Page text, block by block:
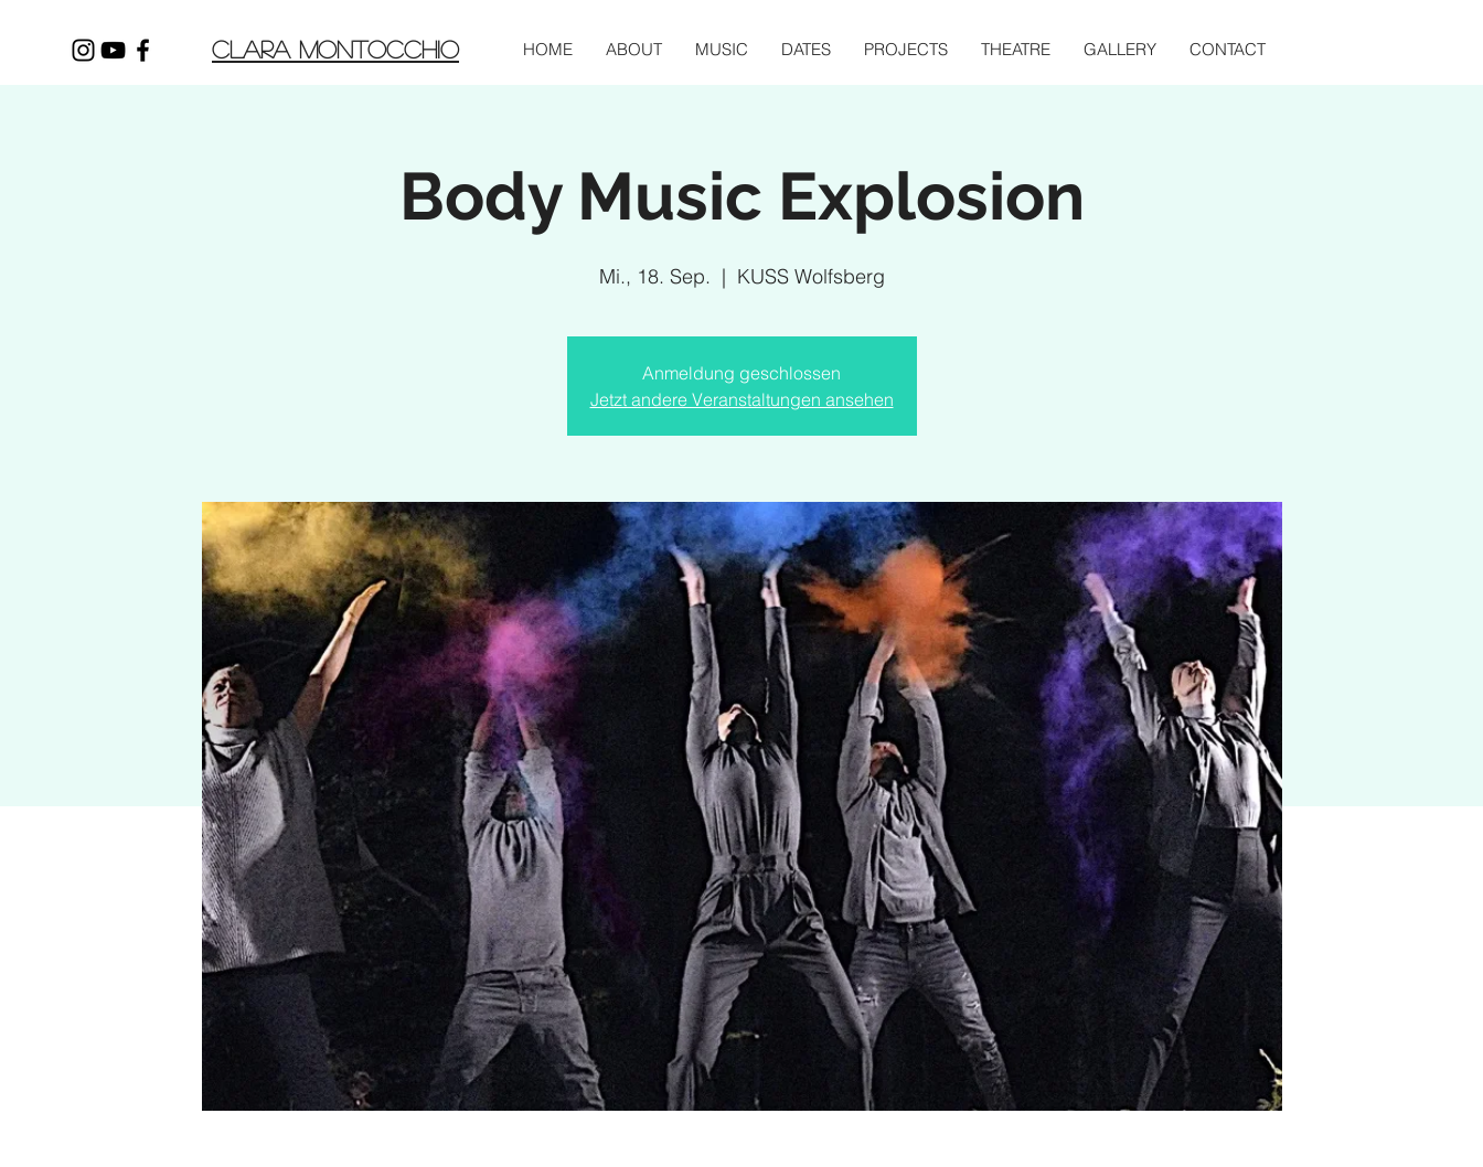
HOME ABOUT MUSIC DATES PROJECTS THEATRE GALLERY CONTACT
CLARA MONTOCCHIO
Body Music Explosion
Mi., 18. Sep.
  |
KUSS Wolfsberg
Anmeldung geschlossen
Jetzt andere Veranstaltungen ansehen